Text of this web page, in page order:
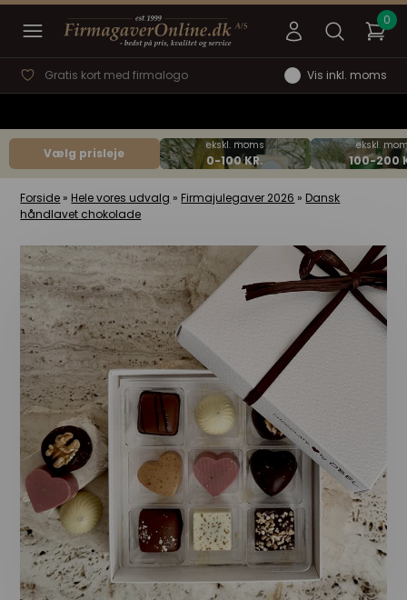
Gratis kort med firmalogo Vis inkl. moms
Vælg prisleje
Forside » Hele vores udvalg » Firmajulegaver 2026 » Dansk
håndlavet chokolade